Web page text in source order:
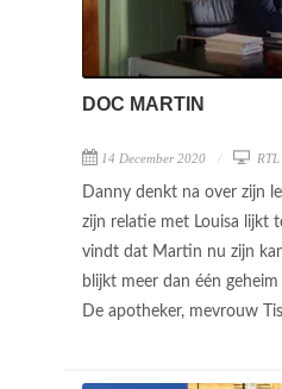
DOC MARTIN
14 December 2020
Danny denkt na over zijn
zijn relatie met Louisa lijkt
vindt dat Martin nu zijn
blijkt meer dan één
De apotheker, mevrouw